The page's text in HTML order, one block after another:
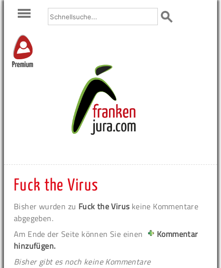
Premium
Fuck the Virus
Bisher wurden zu Fuck the Viruskeine Kommentare
abgegeben.
Am Ende der Seite können Sie einen
Kommentar
hinzufügen.
Bisher gibt es noch keine Kommentare